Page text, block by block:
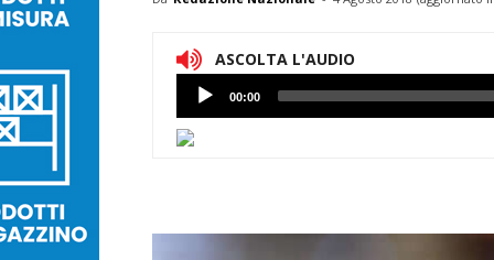
ASCOLTA L'AUDIO
Lettore
Audio
00:00